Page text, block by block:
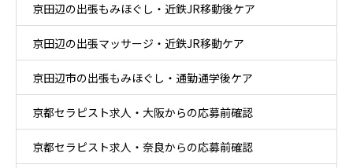
京田辺の出張もみほぐし・近鉄JR移動後ケア
京田辺の出張マッサージ・近鉄JR移動ケア
京田辺市の出張もみほぐし・通勤通学後ケア
京都セラピスト求人・大阪からの応募前確認
京都セラピスト求人・奈良からの応募前確認